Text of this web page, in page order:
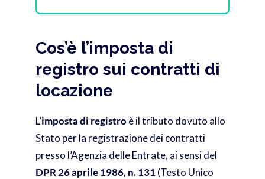
Cos’è l’imposta di
registro sui contratti di
locazione
L’imposta di registroè il tributo dovuto allo
Stato per la registrazione dei contratti
presso l’Agenzia delle Entrate, ai sensi del
DPR 26 aprile 1986, n. 131 (Testo Unico